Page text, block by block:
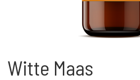
Witte Maas